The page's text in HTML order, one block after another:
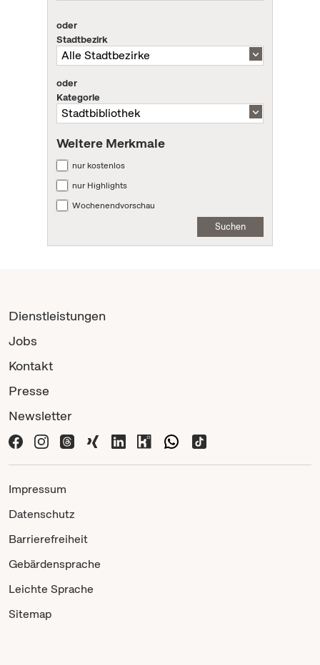
oder
Stadtbezirk
oder
Kategorie
Weitere Merkmale
nur kostenlos
nur Highlights
Wochenendvorschau
Suchen
Dienstleistungen
Jobs
Kontakt
Presse
Newsletter
Impressum
Datenschutz
Barrierefreiheit
Gebärdensprache
Leichte Sprache
Sitemap